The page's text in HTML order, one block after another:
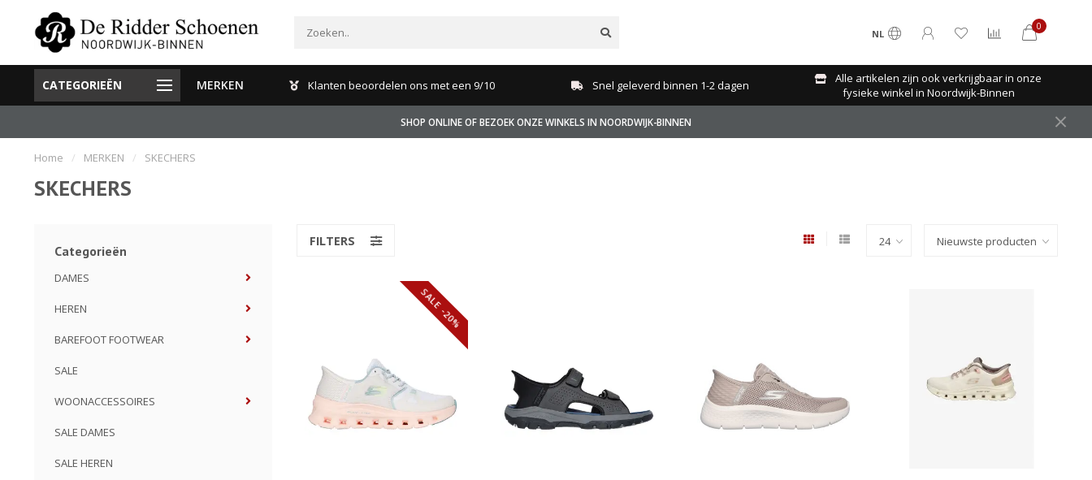
NL
0
CATEGORIEËN MERKEN
Gratis verzenden en retour binnen Nederland Klanten beoordelen ons met een 9/10 Snel geleverd binnen 1-2 dagen
Alle artikelen zijn ook verkrijgbaar in onze
fysieke winkel in Noordwijk-Binnen
SHOP ONLINE OF BEZOEK ONZE WINKELS IN NOORDWIJK-BINNEN
Home / MERKEN / SKECHERS
SKECHERS
Categorieën
DAMES
HEREN
BAREFOOT FOOTWEAR
SALE
WOONACCESSOIRES
SALE DAMES
SALE HEREN
FILTERS
SALE -20%